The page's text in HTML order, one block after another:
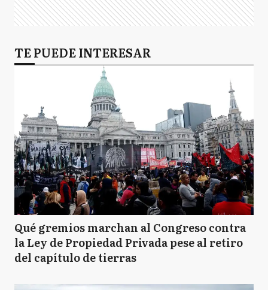
TE PUEDE INTERESAR
Qué gremios marchan al Congreso contra
la Ley de Propiedad Privada pese al retiro
del capítulo de tierras